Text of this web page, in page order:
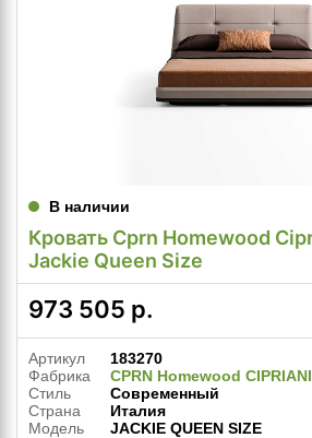
В наличии
Кровать Cprn Homewood
Jackie Queen Size
973 505 р.
Артикул
183270
Фабрика
CPRN Homewood CIPRIANI
Стиль
Современный
Страна
Италия
Модель
JACKIE QUEEN SIZE